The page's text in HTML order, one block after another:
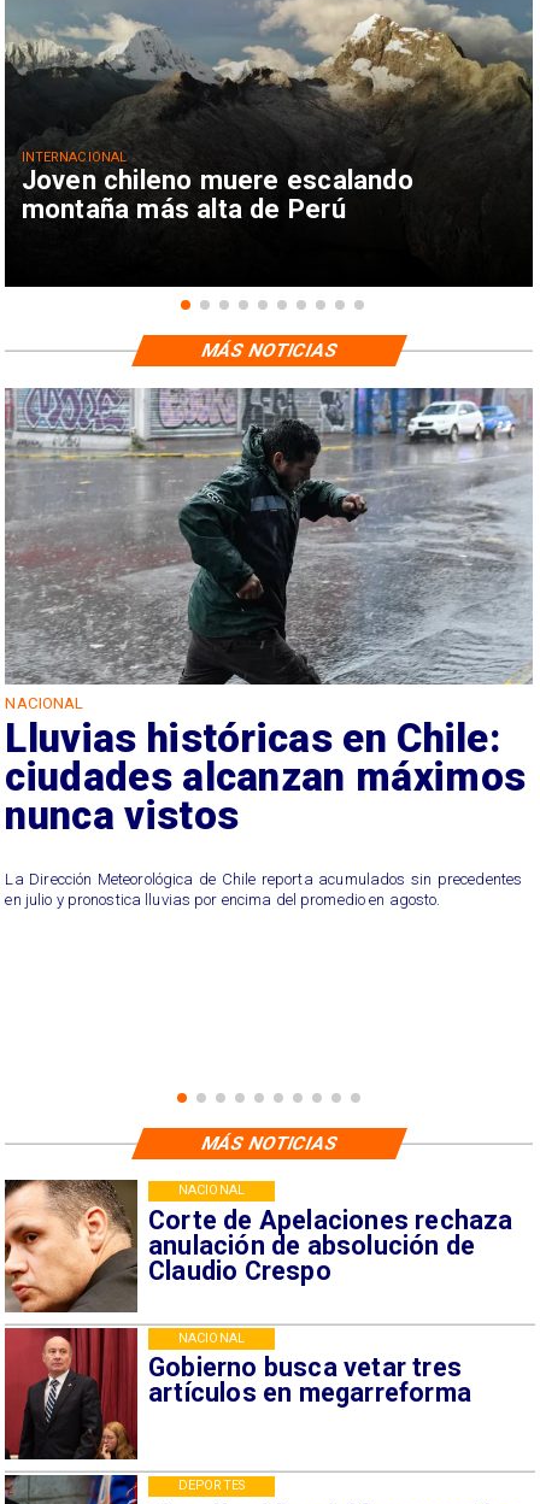
Joven chileno muere escalando
montaña más alta de Perú
INTERNACIONAL
NACIONAL
Lluvias históricas en Chile:
ciudades alcanzan máximos
nunca vistos
La Dirección Meteorológica de Chile reporta acumulados sin precedentes
en julio y pronostica lluvias por encima del promedio en agosto.
MÁS NOTICIAS
Corte de Apelaciones rechaza
anulación de absolución de
Claudio Crespo
NACIONAL
Gobierno busca vetar tres
artículos en megarreforma
NACIONAL
DEPORTES
MÁS NOTICIAS